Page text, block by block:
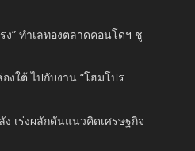
ง” ทำเลทองตลาดคอนโดฯ ชู
งใต้ ไปกับงาน “โฮมโปร
เร่งผลักดันแนวคิดเศรษฐกิจ